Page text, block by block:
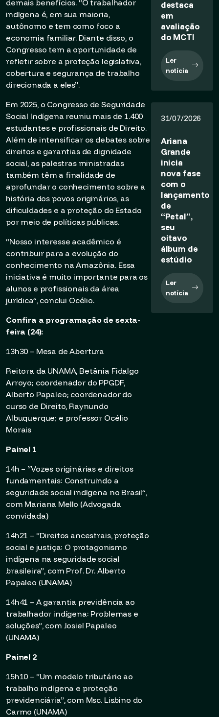
demais benefícios. “O trabalhador
indígena é, em sua maioria,
autônomo e tem como foco a
economia familiar. Diante disso, o
Congresso tem a oportunidade de
refletir sobre a proteção legislativa,
cobertura e segurança de trabalho
direcionada a eles”.
Em 2025, o Congresso de Seguridade
Social Indígena reuniu mais de 1.400
estudantes e profissionais de Direito.
Além de intensificar os debates sobre
direitos e garantias de dignidade
social, as palestras ministradas
também têm a finalidade de
aprofundar o conhecimento sobre a
história dos povos originários, as
dificuldades e a proteção do Estado
por meio de políticas públicas.
“Nosso interesse acadêmico é
contribuir para a evolução do
conhecimento na Amazônia. Essa
iniciativa é muito importante para os
alunos e profissionais da área
jurídica”, conclui Océlio.
Confira a programação de sexta-
feira (24):
13h30 – Mesa de Abertura
Reitora da UNAMA, Betânia Fidalgo
Arroyo; coordenador do PPGDF,
Alberto Papaleo; coordenador do
curso de Direito, Raynundo
Albuquerque; e professor Océlio
Morais
Painel 1
14h – “Vozes originárias e direitos
fundamentais: Construindo a
seguridade social indígena no Brasil”,
com Mariana Mello (Advogada
convidada)
14h21 – “Direitos ancestrais, proteção
social e justiça: O protagonismo
indígena na seguridade social
brasileira”, com Prof. Dr. Alberto
Papaleo (UNAMA)
14h41 – A garantia previdência ao
trabalhador indígena: Problemas e
soluções”, com Josiel Papaleo
(UNAMA)
Painel 2
15h10 – “Um modelo tributário ao
trabalho indígena e proteção
previdenciária”, com Msc. Lisbino do
Carmo (UNAMA)
destaca
em
avaliação
do MCTI
Ler
notícia
31/07/2026
Ariana
Grande
inicia
nova fase
com o
lançamento
de
“Petal”,
seu
oitavo
álbum de
estúdio
Ler
notícia